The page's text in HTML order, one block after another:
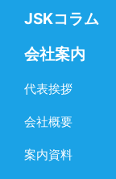
JSKコラム
会社案内
代表挨拶
会社概要
案内資料